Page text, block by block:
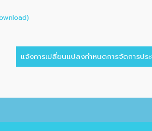
แจ้งการเปลี่ยนแปลงกำหนดการจัดการปร